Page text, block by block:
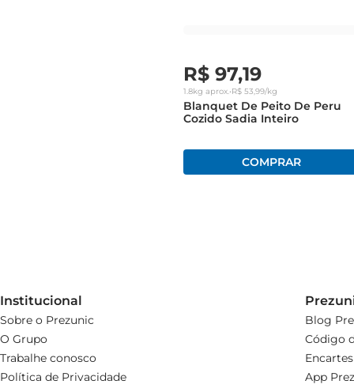
R$ 97,19
1.8kg aprox.•R$ 53,99/kg
Blanquet De Peito De Peru
Cozido Sadia Inteiro
Institucional
Sobre o Prezunic
O Grupo
Trabalhe conosco
Política de Privacidade
Blog
Código
Encartes
App